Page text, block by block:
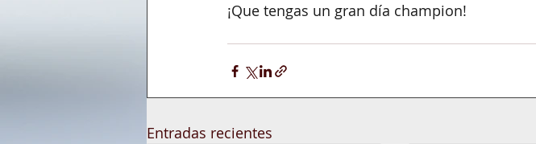
¡Que tengas un gran día champion!
Entradas recientes